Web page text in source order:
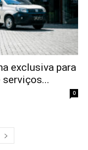
exclusiva para
0